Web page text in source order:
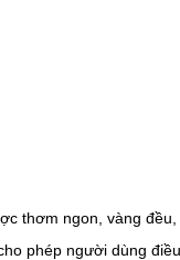
thơm ngon, vàng đều,
phép người dùng